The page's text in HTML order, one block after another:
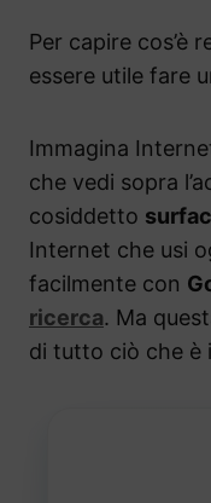
Per capire cos’è
essere utile fare
Immagina
che vedi sopra
cosiddetto
Internet che usi
facilmente con
ricerca. Ma
di tutto ciò che è